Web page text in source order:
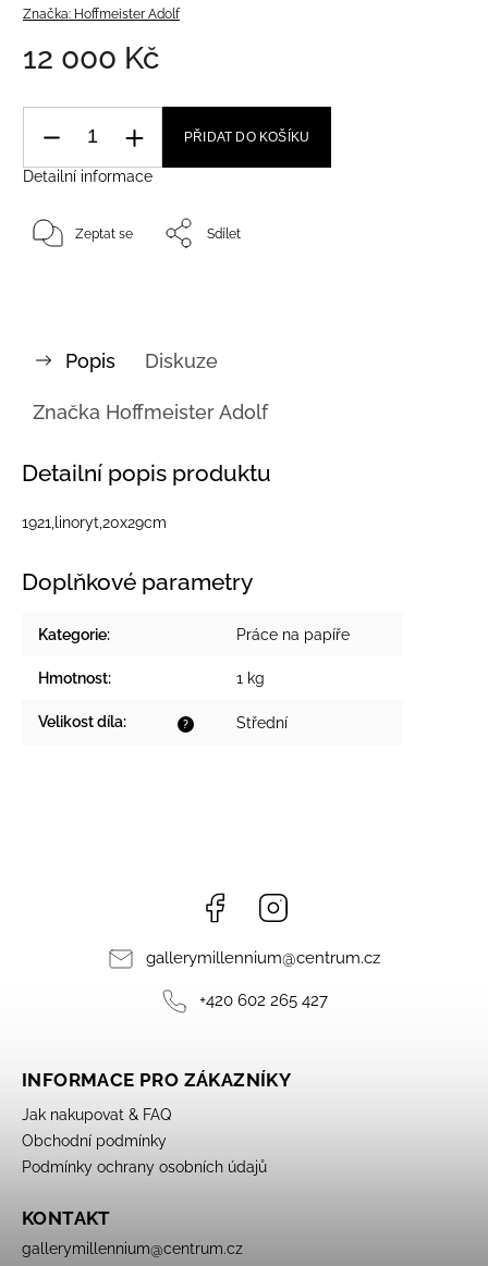
Značka: Hoffmeister Adolf
12 000 Kč
PŘIDAT DO KOŠÍKU
Detailní informace
Zeptat se Sdílet
Popis Diskuze
Značka Hoffmeister Adolf
Detailní popis produktu
1921,linoryt,20x29cm
Doplňkové parametry
Kategorie: Práce na papíře
Hmotnost: 1 kg
?
Velikost díla: Střední
Facebook
gallerymillennium@centrum.cz
+420 602 265 427
INFORMACE PRO ZÁKAZNÍKY
Jak nakupovat & FAQ
Obchodní podmínky
Podmínky ochrany osobních údajů
KONTAKT
gallerymillennium@centrum.cz